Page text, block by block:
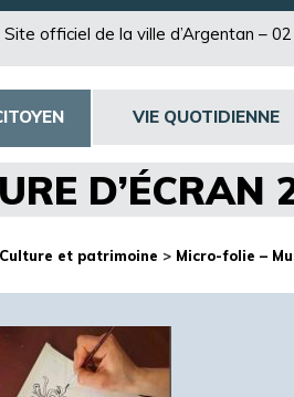
Site officiel de la ville d’Argentan –
VIE QUOTIDIENNE
Culture et patrimoine > Micro-folie –